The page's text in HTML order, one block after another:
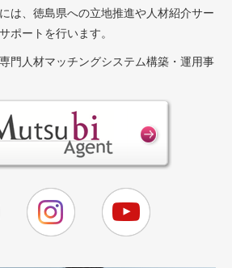
は、徳島県への立地推進や人材紹介サー
ポートを行います。
門人材マッチングシステム構築・運用事